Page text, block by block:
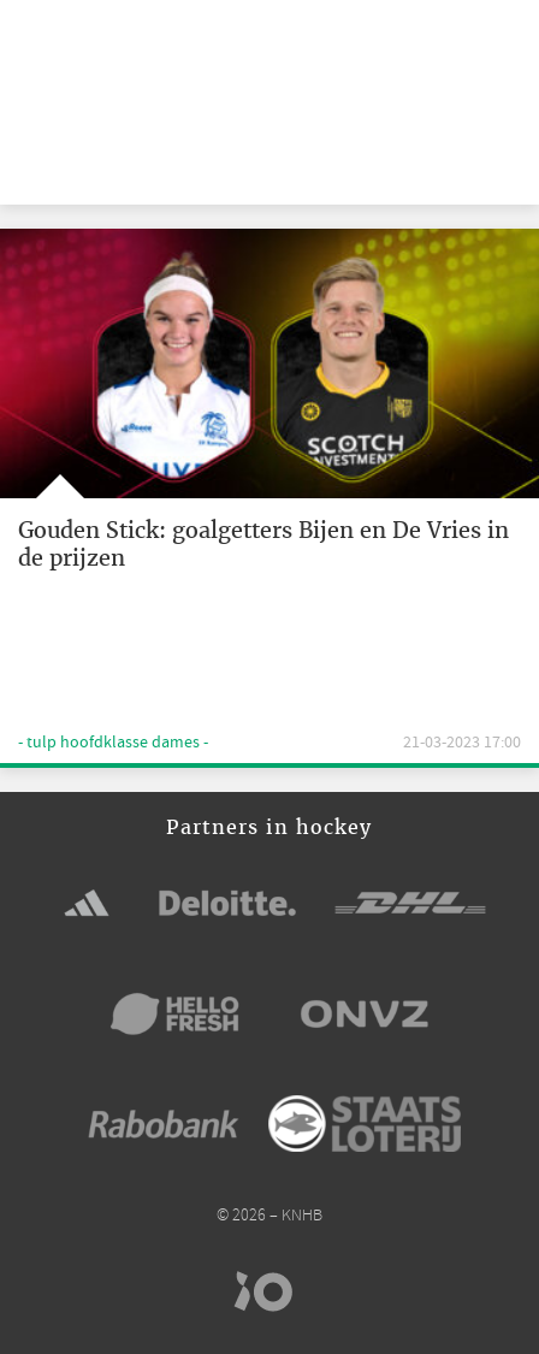
Gouden Stick: goalgetters Bijen en De Vries in
de prijzen
- tulp hoofdklasse dames - 21-03-2023 17:00
Partners in hockey
© 2026 – KNHB